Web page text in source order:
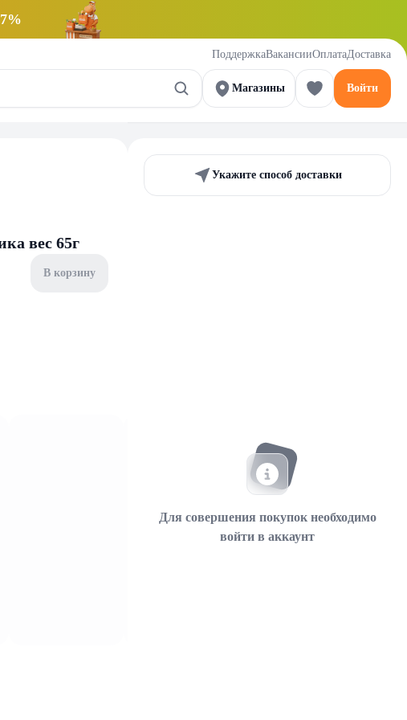
ПоддержкаВакансииОплатаДоставка
Магазины Войти
вес 65г
В корзину
Укажите способ доставки
Для совершения покупок необходимо
войти в аккаунт